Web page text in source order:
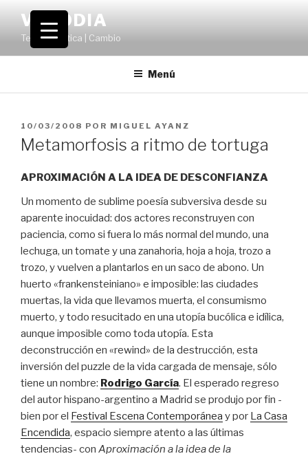
contenido
VOLODIA
Teatro | Crítica | Cambio
Menú
PUBLICADO
EL
10/03/2008 POR MIGUEL AYANZ
Metamorfosis a ritmo de tortuga
APROXIMACIÓN A LA IDEA DE DESCONFIANZA
Un momento de sublime poesía subversiva desde su
aparente inocuidad: dos actores reconstruyen con
paciencia, como si fuera lo más normal del mundo, una
lechuga, un tomate y una zanahoria, hoja a hoja, trozo a
trozo, y vuelven a plantarlos en un saco de abono. Un
huerto «frankensteiniano» e imposible: las ciudades
muertas, la vida que llevamos muerta, el consumismo
muerto, y todo resucitado en una utopía bucólica e idílica,
aunque imposible como toda utopía. Esta
deconstrucción en «rewind» de la destrucción, esta
inversión del puzzle de la vida cargada de mensaje, sólo
tiene un nombre: Rodrigo García. El esperado regreso
del autor hispano-argentino a Madrid se produjo por fin -
bien por el Festival Escena Contemporánea y por La Casa
Encendida, espacio siempre atento a las últimas
tendencias- con Aproximación a la idea de la